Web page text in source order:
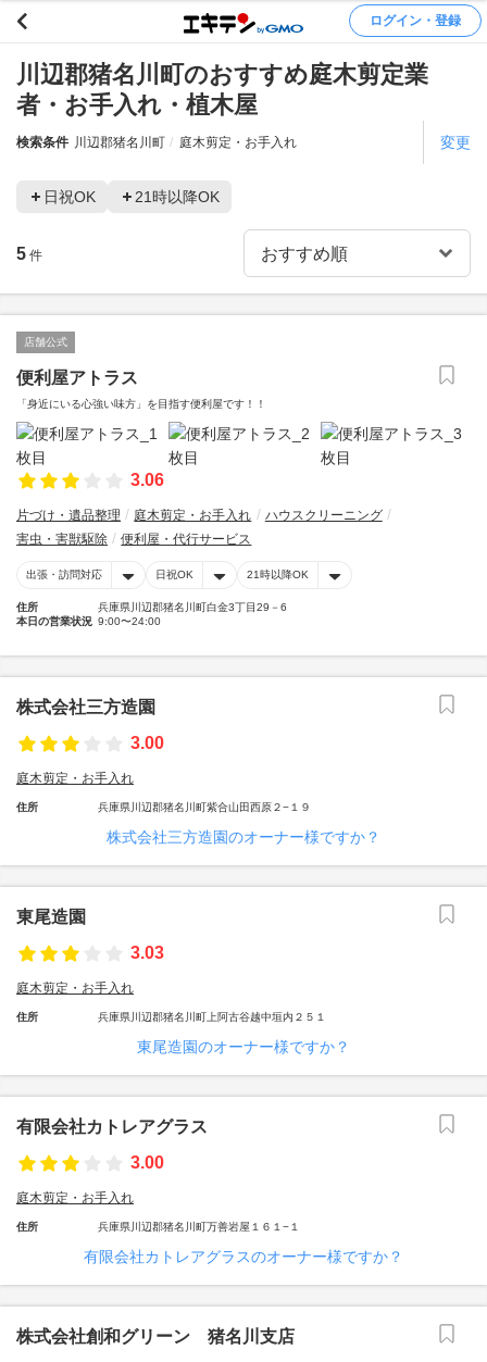
ログイン・登録
川辺郡猪名川町のおすすめ庭木剪定業
者・お手入れ・植木屋
検索条件 川辺郡猪名川町 庭木剪定・お手入れ 変更
日祝OK 21時以降OK
5 件
店舗公式
便利屋アトラス
「身近にいる心強い味方」を目指す便利屋です！！
3.06
片づけ・遺品整理 庭木剪定・お手入れ
ハウスクリーニング
害虫・害獣駆除
便利屋・代行サービス
出張・訪問対応 日祝OK 21時以降OK
住所
兵庫県川辺郡猪名川町白金3丁目29－6
本日の営業状況 9:00〜24:00
株式会社三方造園
3.00
庭木剪定・お手入れ
住所 兵庫県川辺郡猪名川町紫合山田西原２−１９
株式会社三方造園のオーナー様ですか？
東尾造園
3.03
庭木剪定・お手入れ
住所 兵庫県川辺郡猪名川町上阿古谷越中垣内２５１
東尾造園のオーナー様ですか？
有限会社カトレアグラス
3.00
庭木剪定・お手入れ
住所 兵庫県川辺郡猪名川町万善岩屋１６１−１
有限会社カトレアグラスのオーナー様ですか？
株式会社創和グリーン 猪名川支店